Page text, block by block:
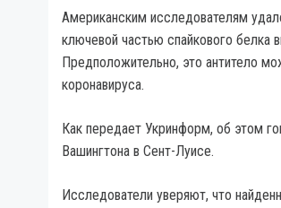
Американским исследователям
ключевой частью спайкового белка
Предположительно, это антитело
коронавируса.
Как передает Укринформ, об этом
Вашингтона в Сент-Луисе.
Исследователи уверяют, что